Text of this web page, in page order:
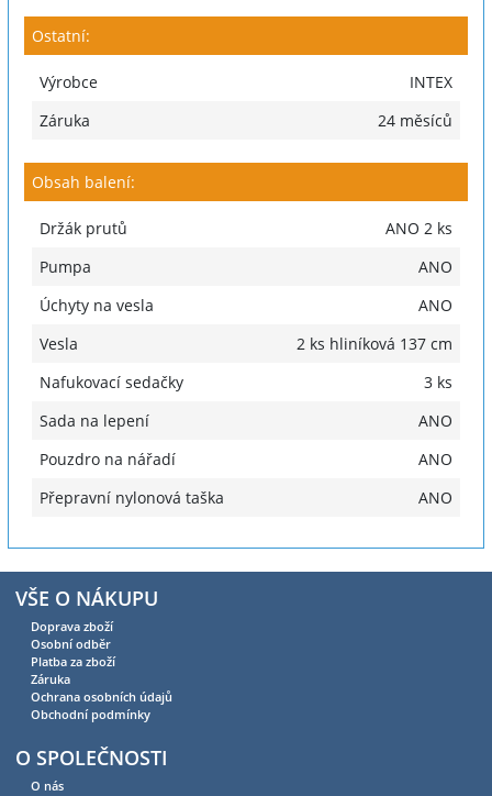
Ostatní:
Výrobce
INTEX
Záruka
24 měsíců
Obsah balení:
Držák prutů
ANO 2 ks
Pumpa
ANO
Úchyty na vesla
ANO
Vesla
2 ks hliníková 137 cm
Nafukovací sedačky
3 ks
Sada na lepení
ANO
Pouzdro na nářadí
ANO
Přepravní nylonová taška
ANO
VŠE O NÁKUPU
Doprava zboží
Osobní odběr
Platba za zboží
Záruka
Ochrana osobních údajů
Obchodní podmínky
O SPOLEČNOSTI
O nás